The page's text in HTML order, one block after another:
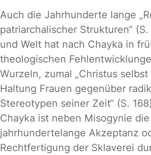
Auch die Jahrhunderte lange
patriarchalischer Strukturen“
und Welt hat nach Chayka in
theologischen
Wurzeln, zumal „Christus
Haltung Frauen gegenüber
Stereotypen seiner Zeit“ (S.
Chayka ist neben Misogynie die
jahrhundertelange Akzeptanz
Rechtfertigung der Sklaverei